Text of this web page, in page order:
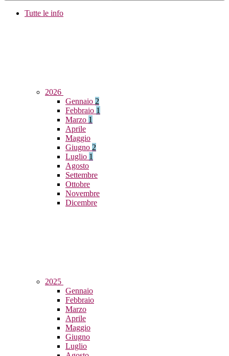
Tutte le info
2026
Gennaio 2
Febbraio 1
Marzo 1
Aprile
Maggio
Giugno 2
Luglio 1
Agosto
Settembre
Ottobre
Novembre
Dicembre
2025
Gennaio
Febbraio
Marzo
Aprile
Maggio
Giugno
Luglio